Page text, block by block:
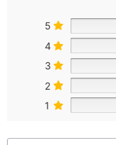
5
4
3
2
1